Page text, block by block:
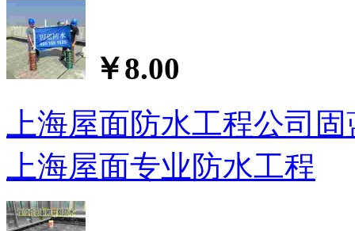
￥8.00
上海屋面防水工程公司
上海屋面专业防水工程